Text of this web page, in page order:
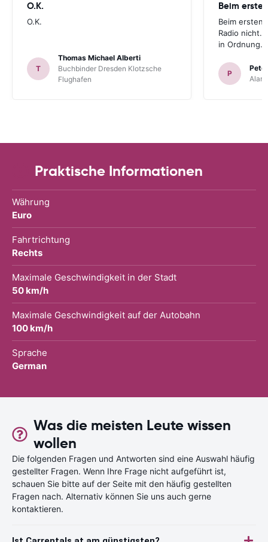
O.K.
O.K.
T
Thomas Michael Alberti
Buchbinder Dresden Klotzsche
Flughafen
Beim
Beim ersten
Radio nicht.
in Ordnung.
P
Praktische Informationen
Währung
Euro
Fahrtrichtung
Rechts
Maximale Geschwindigkeit in der Stadt
50 km/h
Maximale Geschwindigkeit auf der Autobahn
100 km/h
Sprache
German
Was die meisten Leute wissen
wollen
Die folgenden Fragen und Antworten sind eine Auswahl häufig
gestellter Fragen. Wenn Ihre Frage nicht aufgeführt ist,
schauen Sie bitte auf der Seite mit den häufig gestellten
Fragen nach. Alternativ können Sie uns auch gerne
kontaktieren.